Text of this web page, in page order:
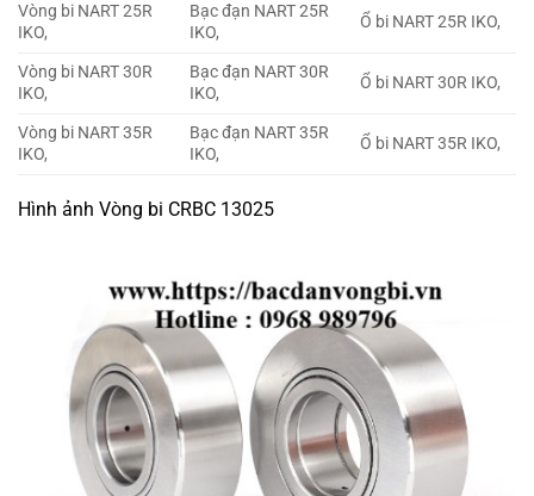
Vòng bi NART 25R
IKO,
Bạc đạn NART 25R
IKO,
Ổ bi NART 25R IKO,
Vòng bi NART 30R
IKO,
Bạc đạn NART 30R
IKO,
Ổ bi NART 30R IKO,
Vòng bi NART 35R
IKO,
Bạc đạn NART 35R
IKO,
Ổ bi NART 35R IKO,
Hình ảnh Vòng bi CRBC 13025